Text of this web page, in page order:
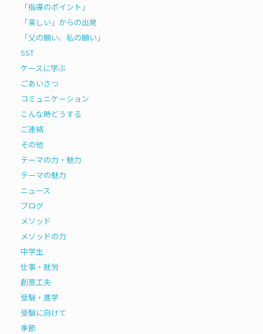
「指導のポイント」
「楽しい」からの出発
「父の願い、私の願い」
SST
ケースに学ぶ
ごあいさつ
コミュニケーション
こんな時どうする
ご連絡
その他
テーマの力・魅力
テーマの魅力
ニュース
ブログ
メソッド
メソッドの力
中学生
仕事・就労
創意工夫
受験・進学
受験に向けて
季節